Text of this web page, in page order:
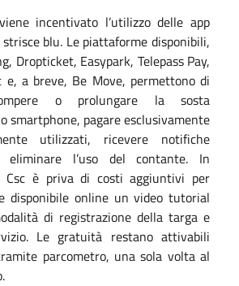
incentivato l’utilizzo delle app
blu. Le piattaforme disponibili,
Dropticket, Easypark, Telepass Pay,
e, a breve, Be Move, permettono di
o prolungare la sosta
smartphone, pagare esclusivamente
utilizzati, ricevere notifiche
eliminare l’uso del contante. In
Csc è priva di costi aggiuntivi per
disponibile online un video tutorial
di registrazione della targa e
Le gratuità restano attivabili
parcometro, una sola volta al